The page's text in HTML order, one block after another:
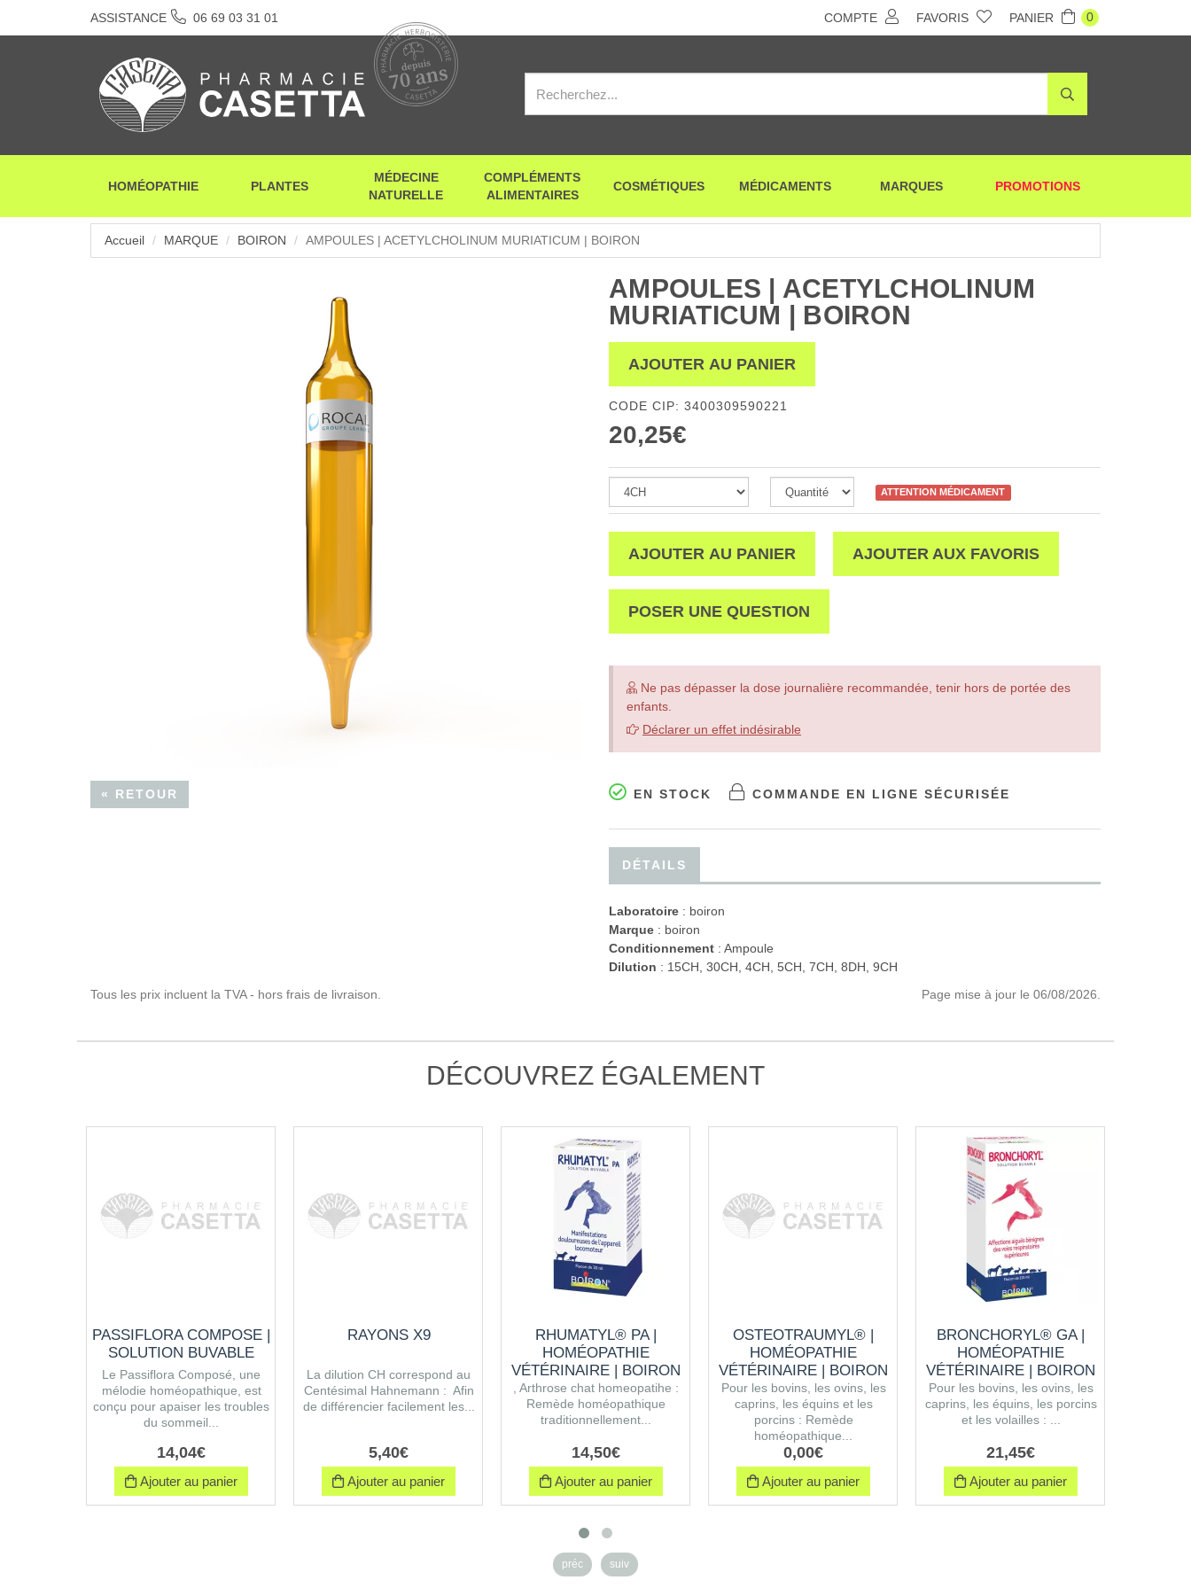
ASSISTANCE 06 69 03 31 01 COMPTE FAVORIS PANIER 0
HOMÉOPATHIE PLANTES
MÉDECINE
NATURELLE
COMPLÉMENTS
ALIMENTAIRES
COSMÉTIQUES MÉDICAMENTS MARQUES PROMOTIONS
Accueil MARQUE BOIRON AMPOULES | ACETYLCHOLINUM MURIATICUM | BOIRON
« RETOUR
AMPOULES | ACETYLCHOLINUM
MURIATICUM | BOIRON
AJOUTER AU PANIER
CODE CIP: 3400309590221
20,25€
ATTENTION MÉDICAMENT
AJOUTER AU PANIER AJOUTER AUX FAVORIS
POSER UNE QUESTION
Ne pas dépasser la dose journalière recommandée, tenir hors de portée des
enfants.
Déclarer un effet indésirable
EN STOCK COMMANDE EN LIGNE SÉCURISÉE
DÉTAILS
Laboratoire : boiron
Marque : boiron
Conditionnement : Ampoule
Dilution : 15CH, 30CH, 4CH, 5CH, 7CH, 8DH, 9CH
Tous les prix incluent la TVA - hors frais de livraison.
Page mise à jour le 06/08/2026.
DÉCOUVREZ ÉGALEMENT
PASSIFLORA COMPOSE |
SOLUTION BUVABLE
Le Passiflora Composé, une
mélodie homéopathique, est
conçu pour apaiser les troubles
du sommeil...
14,04€
Ajouter au panier
RAYONS X9
La dilution CH correspond au
Centésimal Hahnemann : Afin
de différencier facilement les...
5,40€
Ajouter au panier
RHUMATYL® PA |
HOMÉOPATHIE
VÉTÉRINAIRE | BOIRON
, Arthrose chat homeopatihe :
Remède homéopathique
traditionnellement...
14,50€
Ajouter au panier
OSTEOTRAUMYL® |
HOMÉOPATHIE
VÉTÉRINAIRE | BOIRON
Pour les bovins, les ovins, les
caprins, les équins et les
porcins : Remède
homéopathique...
0,00€
Ajouter au panier
BRONCHORYL® GA |
HOMÉOPATHIE
VÉTÉRINAIRE | BOIRON
Pour les bovins, les ovins, les
caprins, les équins, les porcins
et les volailles : ...
21,45€
Ajouter au panier
préc suiv